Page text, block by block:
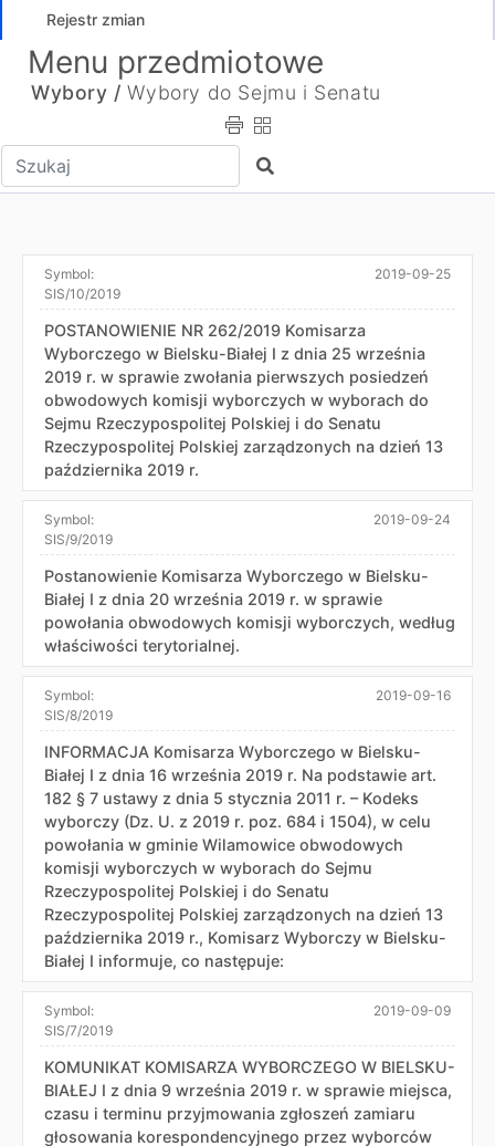
Rejestr zmian
Menu przedmiotowe
Wybory / Wybory do Sejmu i Senatu
Wpisz tekst do wyszukania Szukaj
Symbol:
SIS/10/2019
2019-09-25
POSTANOWIENIE NR 262/2019 Komisarza
Wyborczego w Bielsku-Białej I z dnia 25 września
2019 r. w sprawie zwołania pierwszych posiedzeń
obwodowych komisji wyborczych w wyborach do
Sejmu Rzeczypospolitej Polskiej i do Senatu
Rzeczypospolitej Polskiej zarządzonych na dzień 13
października 2019 r.
Symbol:
SIS/9/2019
2019-09-24
Postanowienie Komisarza Wyborczego w Bielsku-
Białej I z dnia 20 września 2019 r. w sprawie
powołania obwodowych komisji wyborczych, według
właściwości terytorialnej.
Symbol:
SIS/8/2019
2019-09-16
INFORMACJA Komisarza Wyborczego w Bielsku-
Białej I z dnia 16 września 2019 r. Na podstawie art.
182 § 7 ustawy z dnia 5 stycznia 2011 r. – Kodeks
wyborczy (Dz. U. z 2019 r. poz. 684 i 1504), w celu
powołania w gminie Wilamowice obwodowych
komisji wyborczych w wyborach do Sejmu
Rzeczypospolitej Polskiej i do Senatu
Rzeczypospolitej Polskiej zarządzonych na dzień 13
października 2019 r., Komisarz Wyborczy w Bielsku-
Białej I informuje, co następuje:
Symbol:
SIS/7/2019
2019-09-09
KOMUNIKAT KOMISARZA WYBORCZEGO W BIELSKU-
BIAŁEJ I z dnia 9 września 2019 r. w sprawie miejsca,
czasu i terminu przyjmowania zgłoszeń zamiaru
głosowania korespondencyjnego przez wyborców